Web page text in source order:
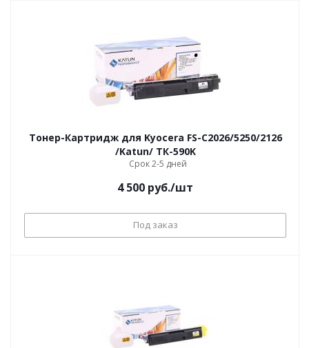
Тонер-Картридж для Kyocera FS-С2026/5250/2126
/Katun/ ТК-590K
Срок 2-5 дней
4 500 руб./шт
Под заказ